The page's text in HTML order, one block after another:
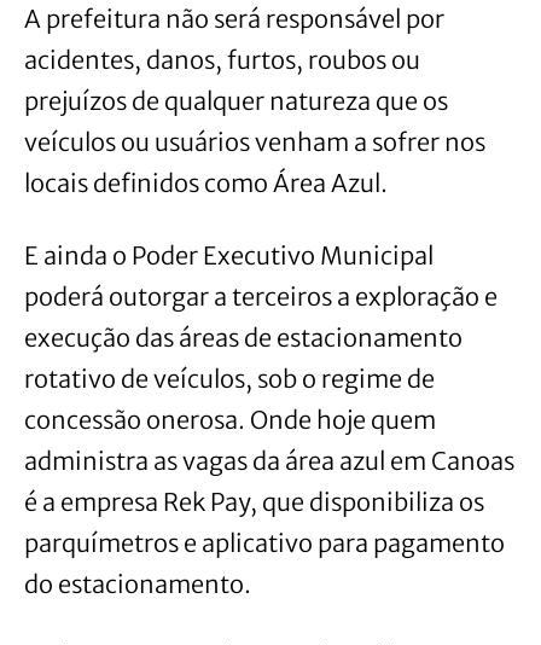
A prefeitura não será responsável por
acidentes, danos, furtos, roubos ou
prejuízos de qualquer natureza que os
veículos ou usuários venham a sofrer nos
locais definidos como Área Azul.
E ainda o Poder Executivo Municipal
poderá outorgar a terceiros a exploração e
execução das áreas de estacionamento
rotativo de veículos, sob o regime de
concessão onerosa. Onde hoje quem
administra as vagas da área azul em Canoas
é a empresa Rek Pay, que disponibiliza os
parquímetros e aplicativo para pagamento
do estacionamento.